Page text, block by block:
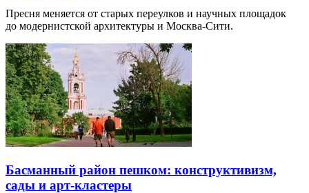
Пресня меняется от старых переулков и научных площадок
до модернистской архитектуры и Москва-Сити.
Басманный район пешком: конструктивизм,
сады и арт-кластеры